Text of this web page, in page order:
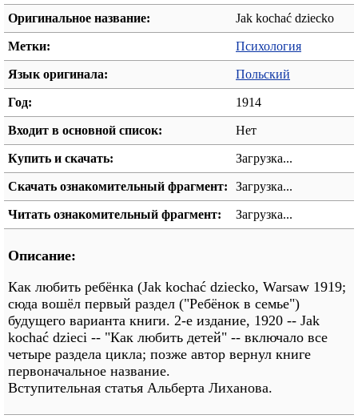
Оригинальное название: Jak kochać dziecko
Метки: Психология
Язык оригинала: Польский
Год: 1914
Входит в основной список: Нет
Купить и скачать: Загрузка...
Скачать ознакомительный фрагмент: Загрузка...
Читать ознакомительный фрагмент: Загрузка...
Описание:
Как любить ребёнка (Jak kochać dziecko, Warsaw 1919;
сюда вошёл первый раздел ("Ребёнок в семье")
будущего варианта книги. 2-е издание, 1920 -- Jak
kochać dzieci -- "Как любить детей" -- включало все
четыре раздела цикла; позже автор вернул книге
первоначальное название.
Вступительная статья Альберта Лиханова.